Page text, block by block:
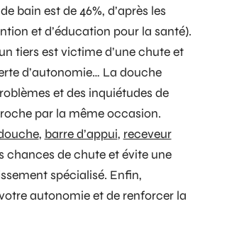
bain est de 46%, d’après les
et d’éducation pour la santé).
tiers est victime d’une chute et
d’autonomie… La douche
et des inquiétudes de
par la même occasion.
, barre d’appui, receveur
chances de chute et évite une
spécialisé. Enfin,
autonomie et de renforcer la